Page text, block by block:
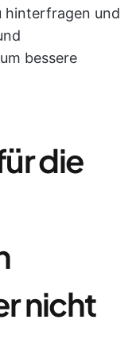
hinterfragen und
bessere
die
nicht